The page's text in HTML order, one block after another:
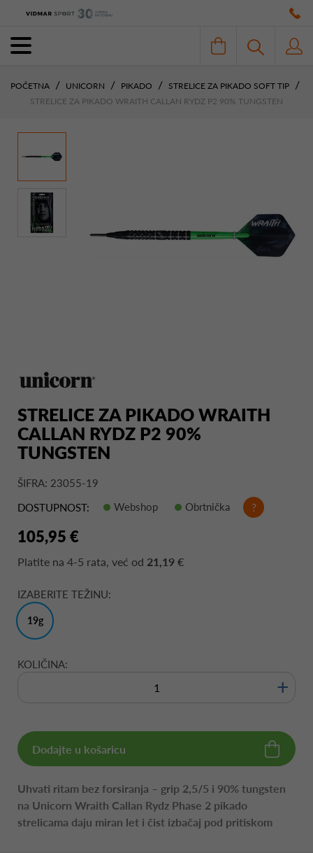
POČETNA UNICORN PIKADO
STRELICE ZA PIKADO SOFT TIP
STRELICE ZA PIKADO WRAITH CALLAN RYDZ P2 90% TUNGSTEN
STRELICE ZA PIKADO WRAITH
CALLAN RYDZ P2 90%
TUNGSTEN
ŠIFRA: 23055-19
DOSTUPNOST:
Webshop Obrtnička ?
105,95 €
Platite na 4-5 rata, već od 21,19 €
IZABERITE TEŽINU:
19g
KOLIČINA:
+
Dodajte u košaricu
Uhvati ritam bez forsiranja – grip 2,5/5 i 90% tungsten
na Unicorn Wraith Callan Rydz Phase 2 pikado
strelicama daju miran let i čist izbačaj pod pritiskom